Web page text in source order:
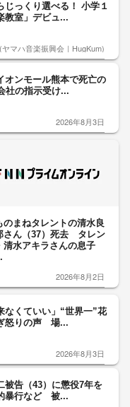
じっくり選べる！ 小学１
教室」デビュ...
ヤマハ音楽振興会｜HugKum)
オンモール熊本で死亡の
社の指示受け...
2026年8月3日
のまねタレントの清水良
さん（37）死去 タレン
清水アキラさんの息子
2026年8月2日
なくていい」“世界一”花
怒りの声 場...
2026年8月3日
被告（43）に懲役7年を
暴行など 被...